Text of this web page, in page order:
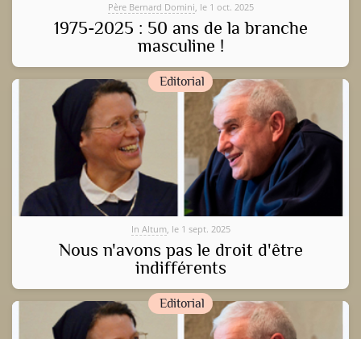
Père Bernard Domini, le 1 oct. 2025
1975-2025 : 50 ans de la branche
masculine !
Editorial
In Altum, le 1 sept. 2025
Nous n'avons pas le droit d'être
indifférents
Editorial